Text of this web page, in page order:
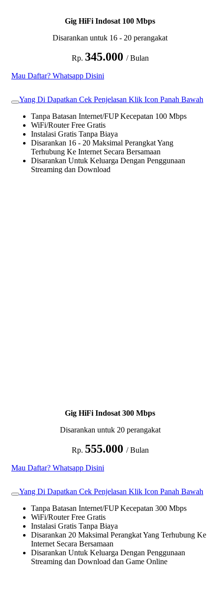
Gig HiFi Indosat 100 Mbps
Disarankan untuk 16 - 20 perangakat
Rp. 345.000 / Bulan
Mau Daftar? Whatsapp Disini
Yang Di Dapatkan Cek Penjelasan Klik Icon Panah Bawah
Tanpa Batasan Internet/FUP Kecepatan 100 Mbps
WiFi/Router Free Gratis
Instalasi Gratis Tanpa Biaya
Disarankan 16 - 20 Maksimal Perangkat Yang
Terhubung Ke Internet Secara Bersamaan
Disarankan Untuk Keluarga Dengan Penggunaan
Streaming dan Download
Gig HiFi Indosat 300 Mbps
Disarankan untuk 20 perangakat
Rp. 555.000 / Bulan
Mau Daftar? Whatsapp Disini
Yang Di Dapatkan Cek Penjelasan Klik Icon Panah Bawah
Tanpa Batasan Internet/FUP Kecepatan 300 Mbps
WiFi/Router Free Gratis
Instalasi Gratis Tanpa Biaya
Disarankan 20 Maksimal Perangkat Yang Terhubung Ke
Internet Secara Bersamaan
Disarankan Untuk Keluarga Dengan Penggunaan
Streaming dan Download dan Game Online